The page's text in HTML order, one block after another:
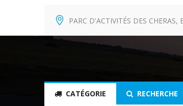
PARC D'ACTIVITÉS DES
CATÉGORIE RECHERCHE